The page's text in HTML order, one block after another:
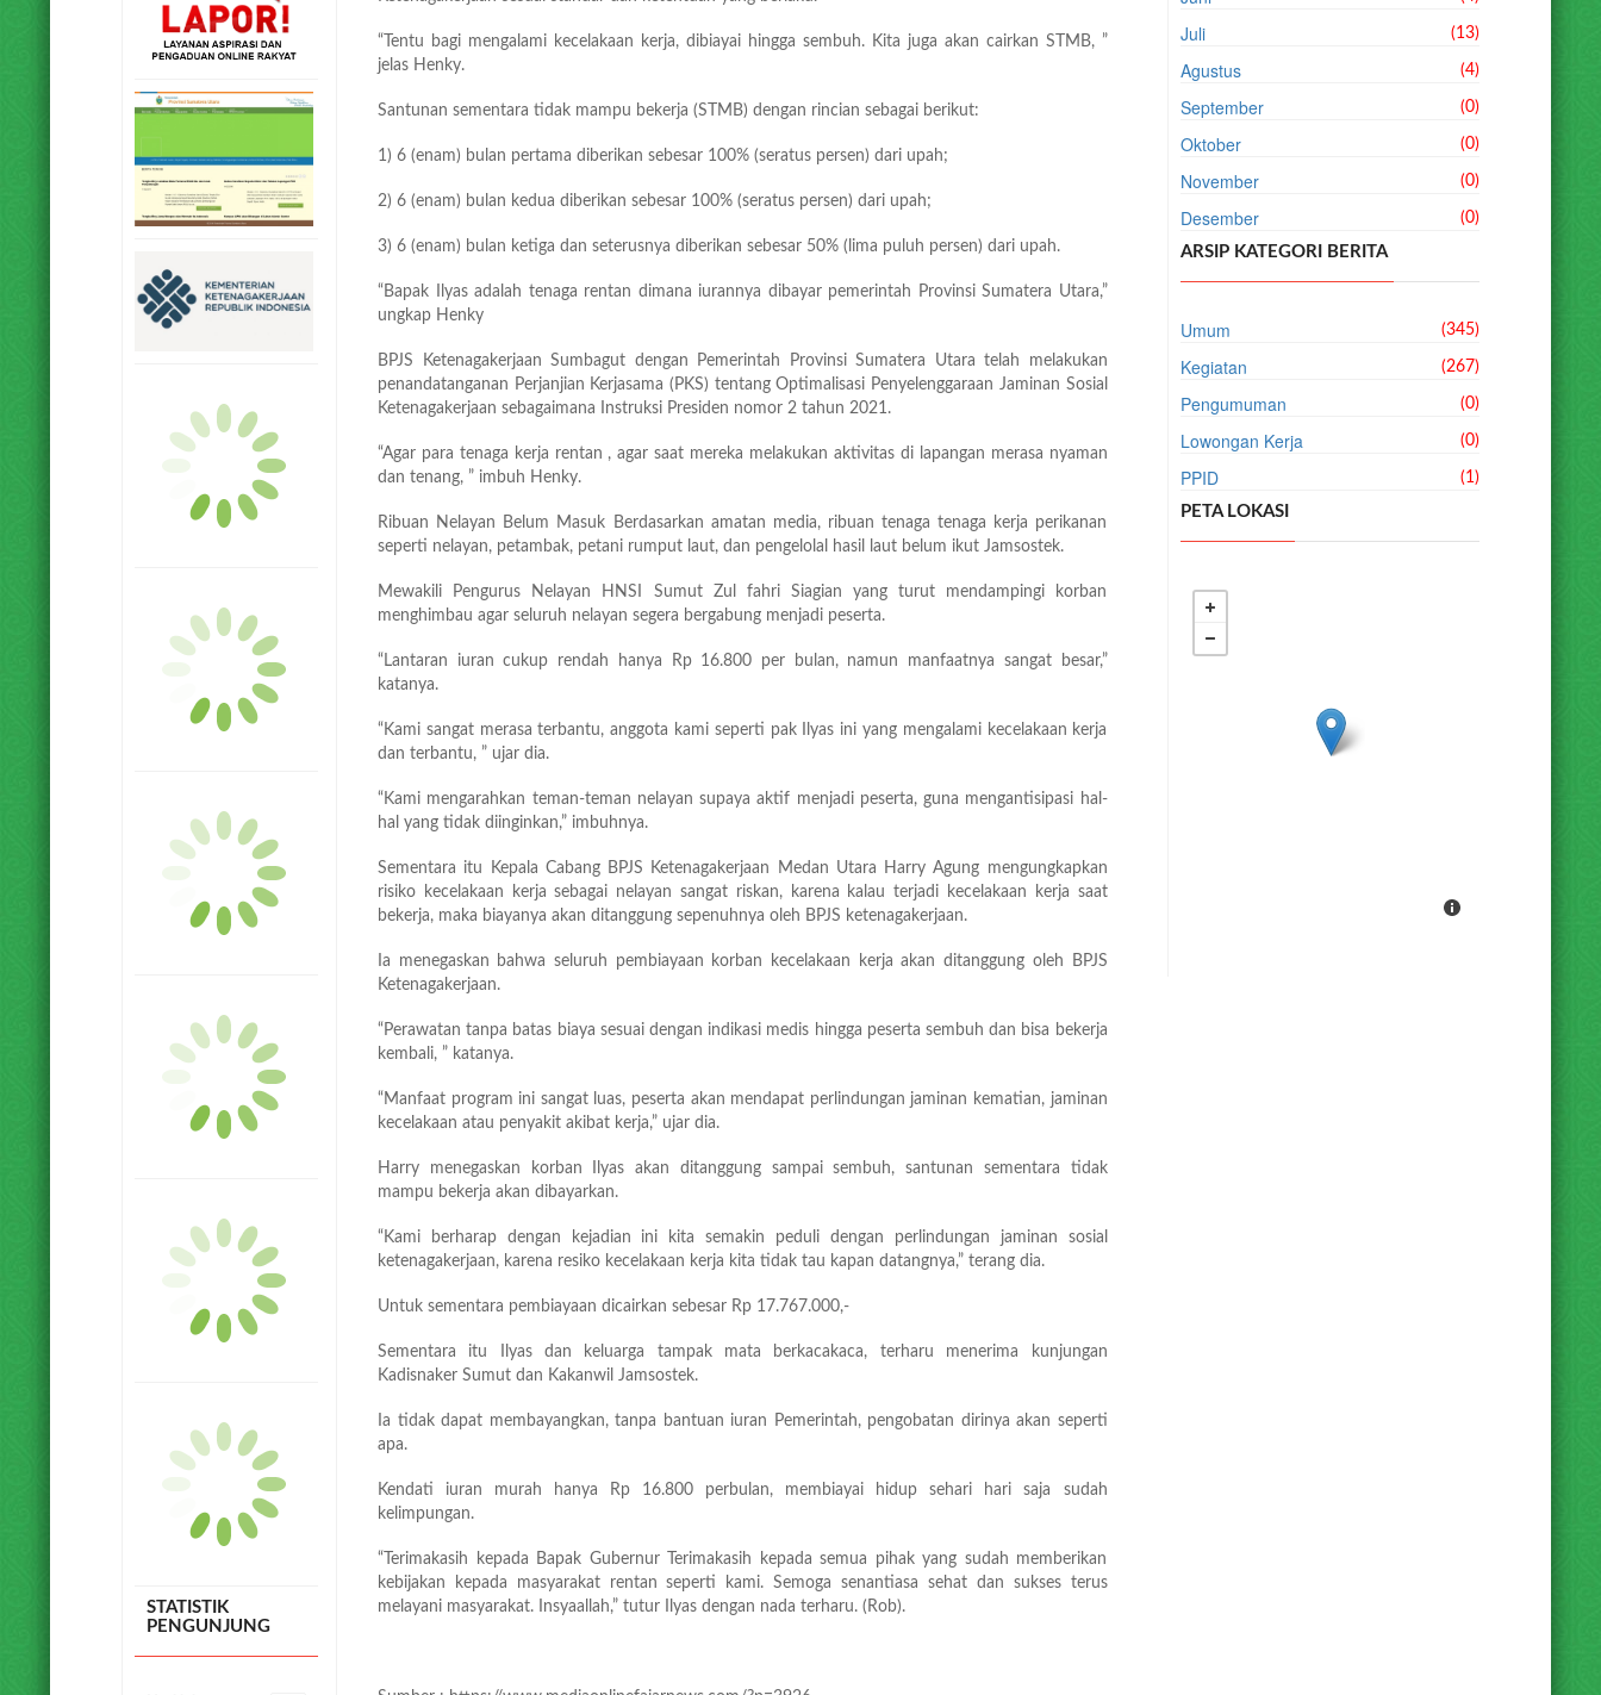
STATISTIK
PENGUNJUNG
Hari ini
Tahun ini
Online 9
“Tentu bagi mengalami kecelakaan kerja, dibiayai hingga sembuh. Kita juga akan cairkan STMB, ”
jelas Henky.
Santunan sementara tidak mampu bekerja (STMB) dengan rincian sebagai berikut:
1) 6 (enam) bulan pertama diberikan sebesar 100% (seratus persen) dari upah;
2) 6 (enam) bulan kedua diberikan sebesar 100% (seratus persen) dari upah;
3) 6 (enam) bulan ketiga dan seterusnya diberikan sebesar 50% (lima puluh persen) dari upah.
“Bapak Ilyas adalah tenaga rentan dimana iurannya dibayar pemerintah Provinsi Sumatera Utara,”
ungkap Henky
BPJS Ketenagakerjaan Sumbagut dengan Pemerintah Provinsi Sumatera Utara telah melakukan
penandatanganan Perjanjian Kerjasama (PKS) tentang Optimalisasi Penyelenggaraan Jaminan Sosial
Ketenagakerjaan sebagaimana Instruksi Presiden nomor 2 tahun 2021.
“Agar para tenaga kerja rentan , agar saat mereka melakukan aktivitas di lapangan merasa nyaman
dan tenang, ” imbuh Henky.
Ribuan Nelayan Belum Masuk Berdasarkan amatan media, ribuan tenaga tenaga kerja perikanan
seperti nelayan, petambak, petani rumput laut, dan pengelolal hasil laut belum ikut Jamsostek.
Mewakili Pengurus Nelayan HNSI Sumut Zul fahri Siagian yang turut mendampingi korban
menghimbau agar seluruh nelayan segera bergabung menjadi peserta.
“Lantaran iuran cukup rendah hanya Rp 16.800 per bulan, namun manfaatnya sangat besar,”
katanya.
“Kami sangat merasa terbantu, anggota kami seperti pak Ilyas ini yang mengalami kecelakaan kerja
dan terbantu, ” ujar dia.
“Kami mengarahkan teman-teman nelayan supaya aktif menjadi peserta, guna mengantisipasi hal-
hal yang tidak diinginkan,” imbuhnya.
Sementara itu Kepala Cabang BPJS Ketenagakerjaan Medan Utara Harry Agung mengungkapkan
risiko kecelakaan kerja sebagai nelayan sangat riskan, karena kalau terjadi kecelakaan kerja saat
bekerja, maka biayanya akan ditanggung sepenuhnya oleh BPJS ketenagakerjaan.
Ia menegaskan bahwa seluruh pembiayaan korban kecelakaan kerja akan ditanggung oleh BPJS
Ketenagakerjaan.
“Perawatan tanpa batas biaya sesuai dengan indikasi medis hingga peserta sembuh dan bisa bekerja
kembali, ” katanya.
“Manfaat program ini sangat luas, peserta akan mendapat perlindungan jaminan kematian, jaminan
kecelakaan atau penyakit akibat kerja,” ujar dia.
Harry menegaskan korban Ilyas akan ditanggung sampai sembuh, santunan sementara tidak
mampu bekerja akan dibayarkan.
“Kami berharap dengan kejadian ini kita semakin peduli dengan perlindungan jaminan sosial
ketenagakerjaan, karena resiko kecelakaan kerja kita tidak tau kapan datangnya,” terang dia.
Untuk sementara pembiayaan dicairkan sebesar Rp 17.767.000,-
Sementara itu Ilyas dan keluarga tampak mata berkacakaca, terharu menerima kunjungan
Kadisnaker Sumut dan Kakanwil Jamsostek.
Ia tidak dapat membayangkan, tanpa bantuan iuran Pemerintah, pengobatan dirinya akan seperti
apa.
Kendati iuran murah hanya Rp 16.800 perbulan, membiayai hidup sehari hari saja sudah
kelimpungan.
“Terimakasih kepada Bapak Gubernur Terimakasih kepada semua pihak yang sudah memberikan
kebijakan kepada masyarakat rentan seperti kami. Semoga senantiasa sehat dan sukses terus
melayani masyarakat. Insyaallah,” tutur Ilyas dengan nada terharu. (Rob).
Juli (13)
Agustus (4)
September (0)
Oktober (0)
November (0)
Desember (0)
ARSIP KATEGORI BERITA
Umum (345)
Kegiatan (267)
Pengumuman (0)
Lowongan Kerja (0)
PPID (1)
PETA LOKASI